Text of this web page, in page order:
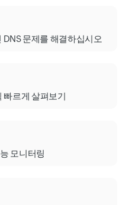
문제를 해결하십시오
빠르게 살펴보기
모니터링